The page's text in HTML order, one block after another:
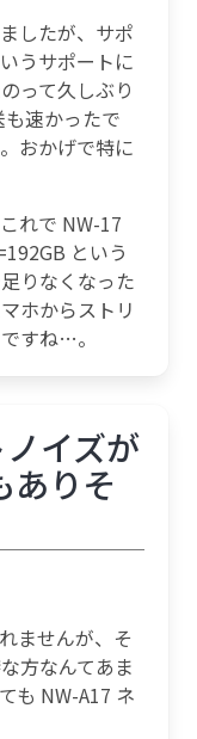
したが、サポ
うサポートに
って久しぶり
速かったで
おかげで特に
れで NW-17
という
りなくなった
ホからストリ
すね…。
イズが
ありそ
ませんが、そ
方なんてあま
も NW-A17 ネ